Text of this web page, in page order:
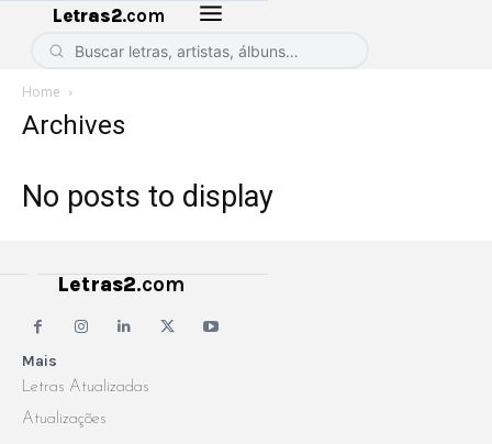
Letras2.com
Home
Archives
No posts to display
Mais
Letras Atualizadas
Atualizações
Letras2.com